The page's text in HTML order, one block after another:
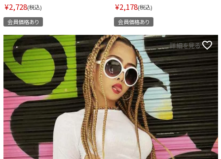
会員登録でいつでもお得に
DANCE MOVIE
(S/M/L/XL)(ネイビー/グレー)
¥2,728 税込
会員価格あり
ムシェル】(S/M/L)(ピンク/グレー/カー
キ)
¥2,178 税込
会員価格あり
詳細を見る